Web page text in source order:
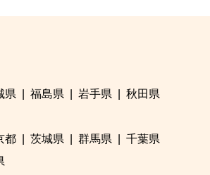
県 福島県 岩手県
秋田県
都 茨城県 群馬県
千葉県